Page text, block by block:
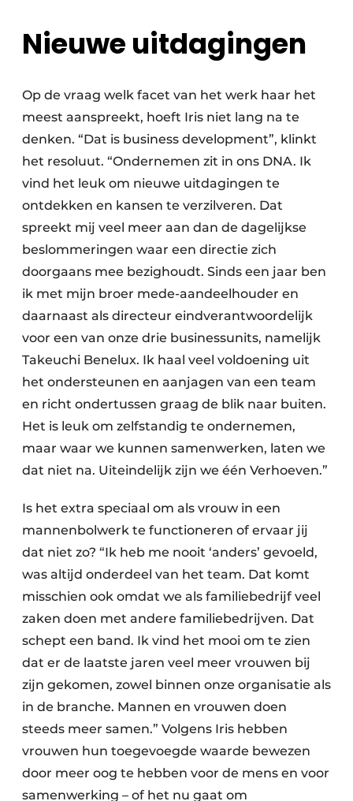
Nieuwe uitdagingen
Op de vraag welk facet van het werk haar het
meest aanspreekt, hoeft Iris niet lang na te
denken. “Dat is business development”, klinkt
het resoluut. “Ondernemen zit in ons DNA. Ik
vind het leuk om nieuwe uitdagingen te
ontdekken en kansen te verzilveren. Dat
spreekt mij veel meer aan dan de dagelijkse
beslommeringen waar een directie zich
doorgaans mee bezighoudt. Sinds een jaar ben
ik met mijn broer mede-aandeelhouder en
daarnaast als directeur eindverantwoordelijk
voor een van onze drie businessunits, namelijk
Takeuchi Benelux. Ik haal veel voldoening uit
het ondersteunen en aanjagen van een team
en richt ondertussen graag de blik naar buiten.
Het is leuk om zelfstandig te ondernemen,
maar waar we kunnen samenwerken, laten we
dat niet na. Uiteindelijk zijn we één Verhoeven.”
Is het extra speciaal om als vrouw in een
mannenbolwerk te functioneren of ervaar jij
dat niet zo? “Ik heb me nooit ‘anders’ gevoeld,
was altijd onderdeel van het team. Dat komt
misschien ook omdat we als familiebedrijf veel
zaken doen met andere familiebedrijven. Dat
schept een band. Ik vind het mooi om te zien
dat er de laatste jaren veel meer vrouwen bij
zijn gekomen, zowel binnen onze organisatie als
in de branche. Mannen en vrouwen doen
steeds meer samen.” Volgens Iris hebben
vrouwen hun toegevoegde waarde bewezen
door meer oog te hebben voor de mens en voor
samenwerking – of het nu gaat om